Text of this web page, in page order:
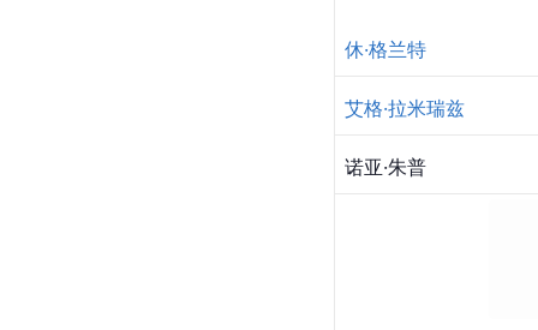
休·格兰特
艾格·拉米瑞兹
诺亚·朱普